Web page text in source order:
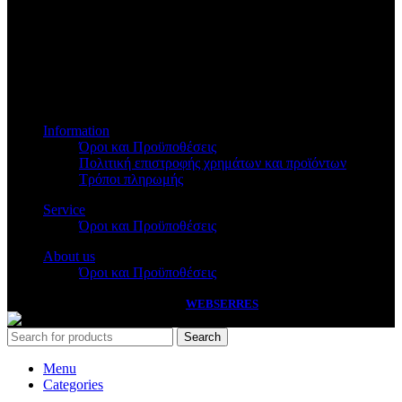
Information
Όροι και Προϋποθέσεις
Πολιτική επιστροφής χρημάτων και προϊόντων
Τρόποι πληρωμής
Service
Όροι και Προϋποθέσεις
About us
Όροι και Προϋποθέσεις
WEBSERRES
Search
Menu
Categories